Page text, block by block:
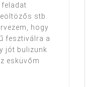
feladat
stb.
hogy
fesztiválra a
jót bulizunk
esküvőm